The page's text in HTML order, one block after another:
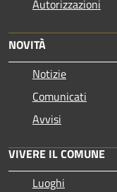
Autorizzazioni
NOVITÀ
Notizie
Comunicati
Avvisi
VIVERE IL COMUNE
Luoghi